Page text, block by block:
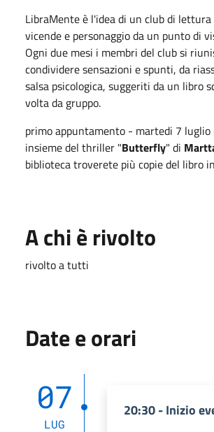
LibraMente è l'idea di un club di lettura
vicende e personaggio da un punto di
Ogni due mesi i membri del club si
condividere sensazioni e spunti, da
salsa psicologica, suggeriti da un libro
volta da gruppo.
primo appuntamento - martedi 7 luglio
insieme del thriller "Butterfly" di
biblioteca troverete più copie del libro
A chi è rivolto
rivolto a tutti
Date e orari
07
LUG
20:30 - Inizio